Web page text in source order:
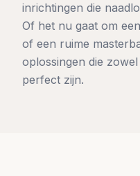
inrichtingen die
Of het nu gaat om
of een ruime
oplossingen die
perfect zijn.